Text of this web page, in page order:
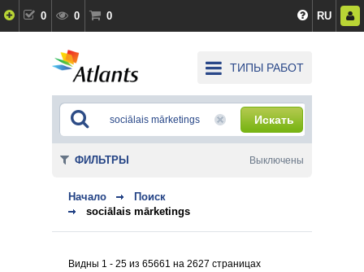
0 0 0 RU
ТИПЫ РАБОТ
Искать
Начало
Поиск
sociālais mārketings
Видны 1 - 25 из 65661 на 2627 страницах
ФИЛЬТРЫ Выключены